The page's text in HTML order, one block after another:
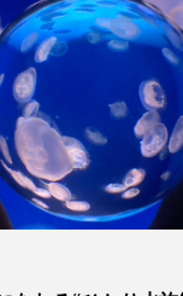
ュ プランクト
ベタ ベニザケ
ホウボウ ホ
ホッキガイ ホ